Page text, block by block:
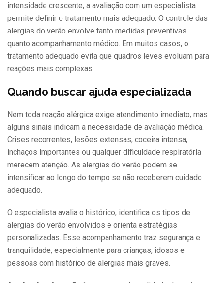
intensidade crescente, a avaliação com um especialista
permite definir o tratamento mais adequado. O controle das
alergias do verão envolve tanto medidas preventivas
quanto acompanhamento médico. Em muitos casos, o
tratamento adequado evita que quadros leves evoluam para
reações mais complexas.
Quando buscar ajuda especializada
Nem toda reação alérgica exige atendimento imediato, mas
alguns sinais indicam a necessidade de avaliação médica.
Crises recorrentes, lesões extensas, coceira intensa,
inchaços importantes ou qualquer dificuldade respiratória
merecem atenção. As alergias do verão podem se
intensificar ao longo do tempo se não receberem cuidado
adequado.
O especialista avalia o histórico, identifica os tipos de
alergias do verão envolvidos e orienta estratégias
personalizadas. Esse acompanhamento traz segurança e
tranquilidade, especialmente para crianças, idosos e
pessoas com histórico de alergias mais graves.